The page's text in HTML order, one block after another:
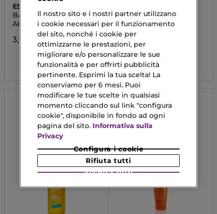
ESSENCE
BABY GOT
Abbronzante in Stick
3,79 €
SPECIALE
ABBRONZATURA
PERFETTA
TRATTAMENTO
DOPOSOLE
SUPERLENITIVO
RIPARATORE
25,14 €
Il nostro sito e i nostri partner utilizzano
i cookie necessari per il funzionamento
del sito, nonché i cookie per
ottimizzarne le prestazioni, per
migliorare e/o personalizzare le sue
funzionalità e per offrirti pubblicità
pertinente. Esprimi la tua scelta! La
conserviamo per 6 mesi. Puoi
modificare le tue scelte in qualsiasi
momento cliccando sul link "configura
cookie", disponibile in fondo ad ogni
pagina del sito. Informativa sulla
Privacy
Configura i cookie
Rifiuta tutti
Accetta tutti